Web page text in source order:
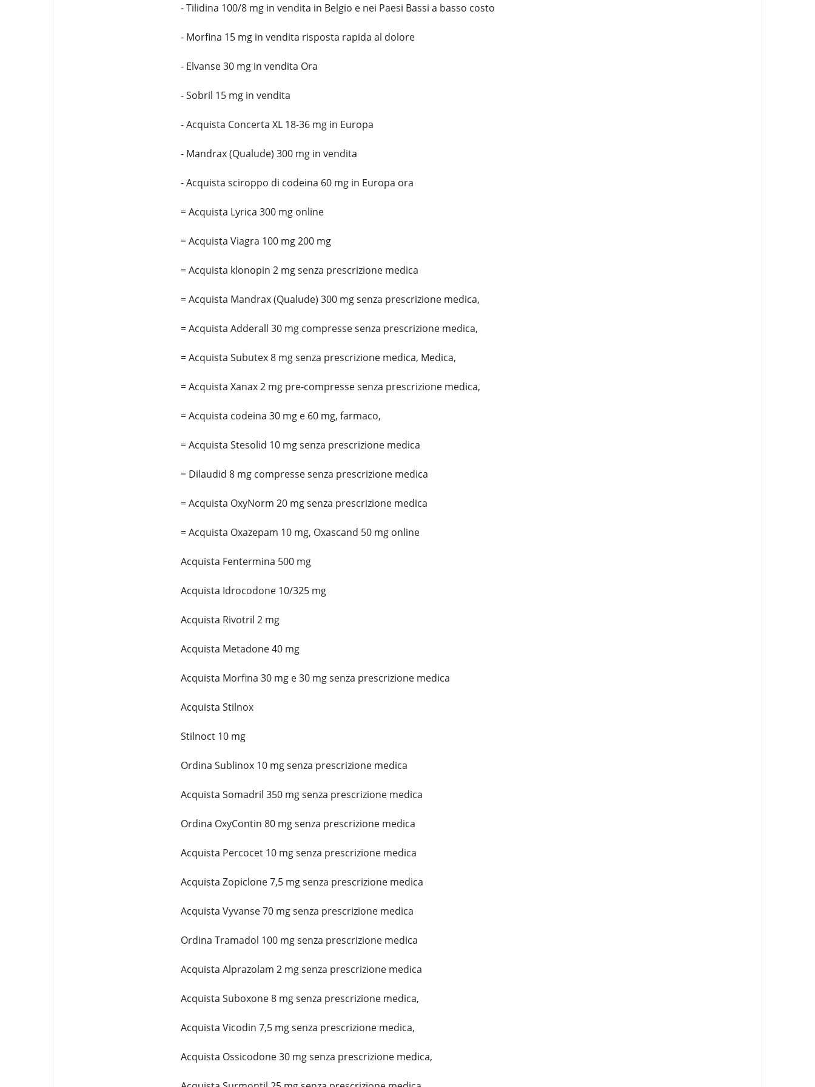
- Tilidina 100/8 mg in vendita in Belgio e nei Paesi Bassi a basso costo
- Morfina 15 mg in vendita risposta rapida al dolore
- Elvanse 30 mg in vendita Ora
- Sobril 15 mg in vendita
- Acquista Concerta XL 18-36 mg in Europa
- Mandrax (Qualude) 300 mg in vendita
- Acquista sciroppo di codeina 60 mg in Europa ora
= Acquista Lyrica 300 mg online
= Acquista Viagra 100 mg 200 mg
= Acquista klonopin 2 mg senza prescrizione medica
= Acquista Mandrax (Qualude) 300 mg senza prescrizione medica,
= Acquista Adderall 30 mg compresse senza prescrizione medica,
= Acquista Subutex 8 mg senza prescrizione medica, Medica,
= Acquista Xanax 2 mg pre-compresse senza prescrizione medica,
= Acquista codeina 30 mg e 60 mg, farmaco,
= Acquista Stesolid 10 mg senza prescrizione medica
= Dilaudid 8 mg compresse senza prescrizione medica
= Acquista OxyNorm 20 mg senza prescrizione medica
= Acquista Oxazepam 10 mg, Oxascand 50 mg online
Acquista Fentermina 500 mg
Acquista Idrocodone 10/325 mg
Acquista Rivotril 2 mg
Acquista Metadone 40 mg
Acquista Morfina 30 mg e 30 mg senza prescrizione medica
Acquista Stilnox
Stilnoct 10 mg
Ordina Sublinox 10 mg senza prescrizione medica
Acquista Somadril 350 mg senza prescrizione medica
Ordina OxyContin 80 mg senza prescrizione medica
Acquista Percocet 10 mg senza prescrizione medica
Acquista Zopiclone 7,5 mg senza prescrizione medica
Acquista Vyvanse 70 mg senza prescrizione medica
Ordina Tramadol 100 mg senza prescrizione medica
Acquista Alprazolam 2 mg senza prescrizione medica
Acquista Suboxone 8 mg senza prescrizione medica,
Acquista Vicodin 7,5 mg senza prescrizione medica,
Acquista Ossicodone 30 mg senza prescrizione medica,